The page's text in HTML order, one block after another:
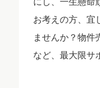
お考えの方、宜
ませんか？物件
など、最大限サ